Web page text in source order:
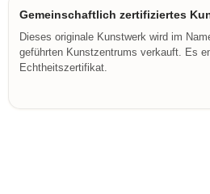
Gemeinschaftlich zertifiziertes
Dieses originale Kunstwerk wird im
geführten Kunstzentrums verkauft. Es
Echtheitszertifikat.